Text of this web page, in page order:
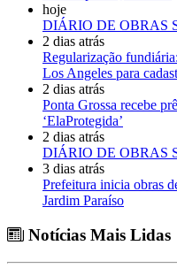
hoje
DIÁRIO DE OBRAS
2 dias atrás
Regularização
Los Angeles para
2 dias atrás
Ponta Grossa recebe
‘ElaProtegida’
2 dias atrás
DIÁRIO DE OBRAS
3 dias atrás
Prefeitura inicia obras
Jardim Paraíso
Notícias Mais Lidas